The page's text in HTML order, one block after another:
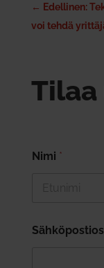
← Edellinen:
voi tehdä
Nimi *